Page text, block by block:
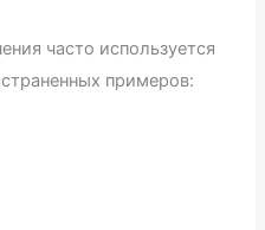
часто используется
примеров: